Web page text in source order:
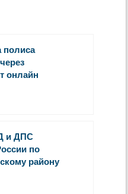
полиса
онлайн
и ДПС
по
району